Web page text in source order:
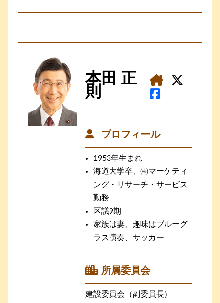
本田 正
則
プロフィール
1953年生まれ
海道大学卒、㈱マーケティ
ング・リサーチ・サービス
勤務
区議9期
家族は妻、趣味はブルーグ
ラス演奏、サッカー
所属委員会
建設委員会（副委員長）